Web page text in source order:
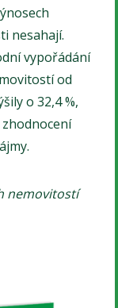
nesahají.
vypořádání
od
o 32,4 %,
nemovitostí